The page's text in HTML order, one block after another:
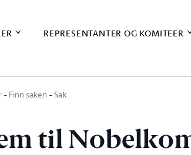
REPRESENTANTER OG KOMITEER
Finn saken Sak
til